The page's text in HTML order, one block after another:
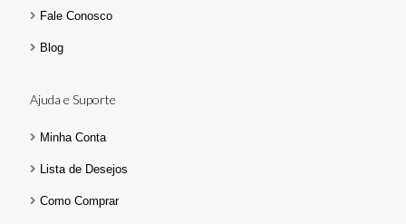
Fale Conosco
Blog
Ajuda e Suporte
Minha Conta
Lista de Desejos
Como Comprar